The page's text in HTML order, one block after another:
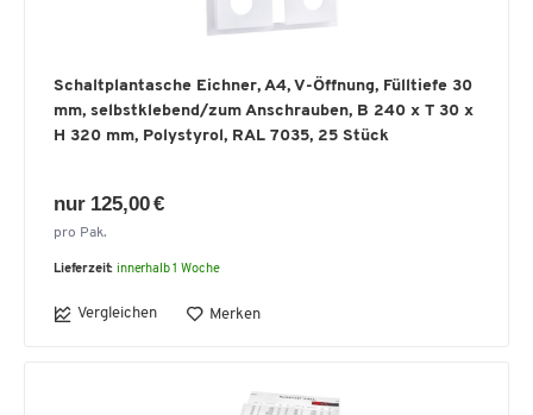
Schaltplantasche Eichner, A4, V-Öffnung, Fülltiefe 30
mm, selbstklebend/zum Anschrauben, B 240 x T 30 x
H 320 mm, Polystyrol, RAL 7035, 25 Stück
nur 125,00 €
pro Pak.
Lieferzeit: innerhalb 1 Woche
Vergleichen Merken